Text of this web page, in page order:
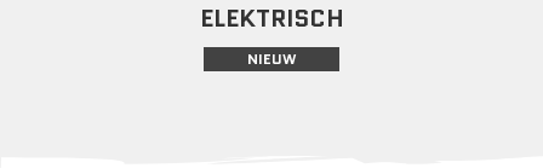
ELEKTRISCH
NIEUW